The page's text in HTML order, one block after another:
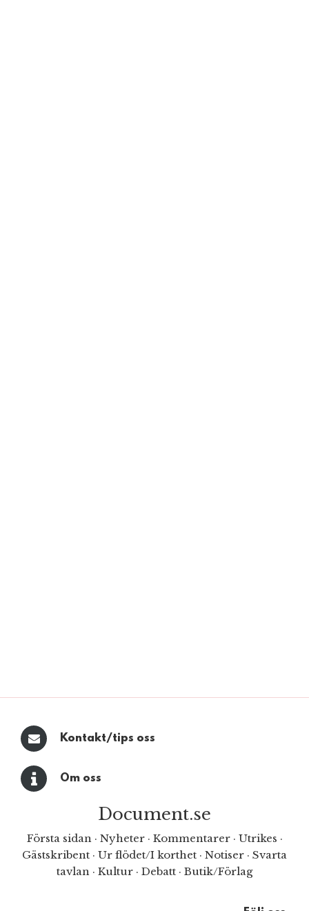
Kontakt/tips oss
Om oss
Document.se
Första sidan· Nyheter· Kommentarer· Utrikes ·
Gästskribent · Ur flödet/I korthet · Notiser · Svarta
tavlan · Kultur · Debatt · Butik/Förlag